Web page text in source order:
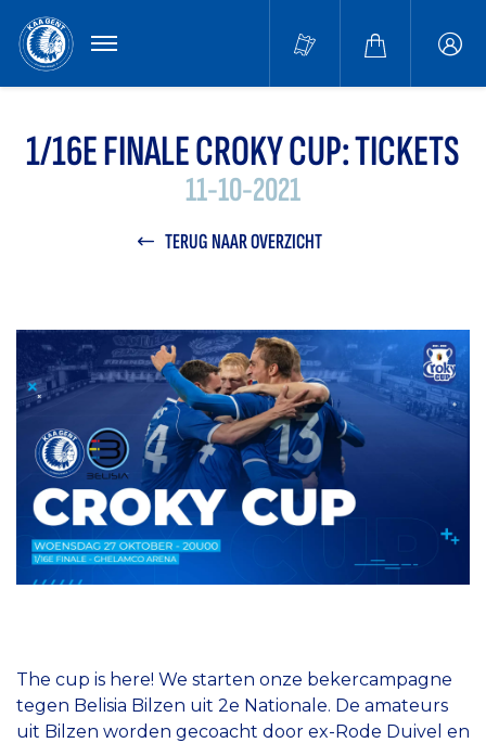
MENU
1/16E FINALE CROKY CUP: TICKETS
11-10-2021
TERUG NAAR OVERZICHT
The cup is here! We starten onze bekercampagne
tegen Belisia Bilzen uit 2e Nationale. De amateurs
uit Bilzen worden gecoacht door ex-Rode Duivel en